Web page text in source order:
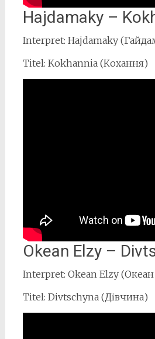
Hajdamaky –
Interpret: Hajdamaky
Titel: Kokhannia (Кохання)
Okean Elzy –
Interpret: Okean Elzy
Titel: Divtschyna (Дівчина)